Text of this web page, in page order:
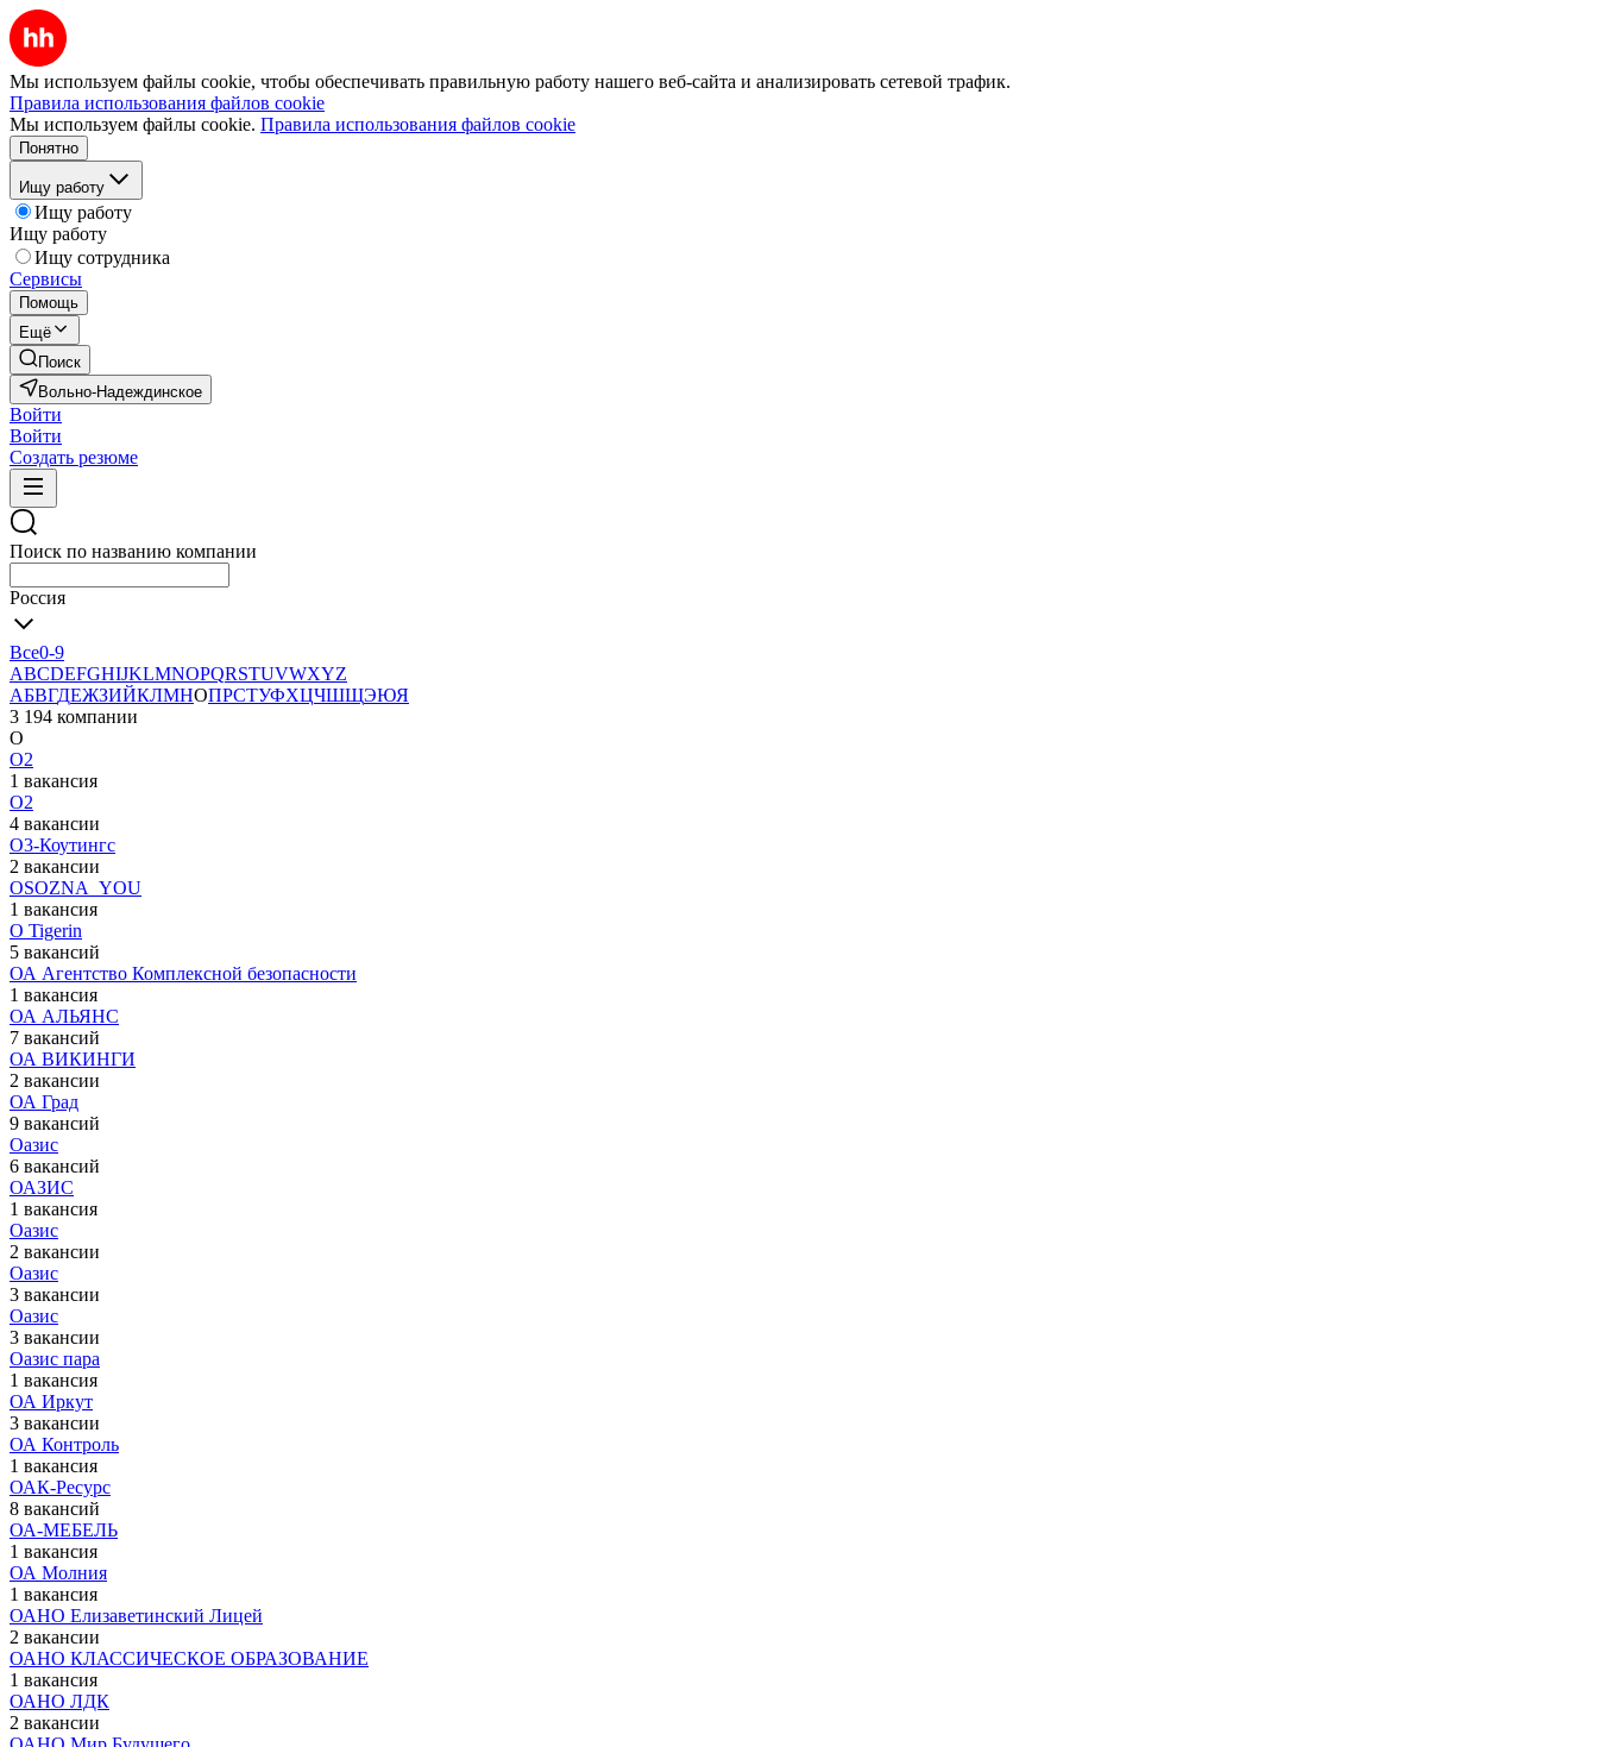
Мы используем файлы cookie, чтобы обеспечивать правильную работу нашего веб-сайта и анализировать сетевой трафик.
Правила использования файлов cookie
Мы используем файлы cookie. Правила использования файлов cookie
Понятно
Ищу работу
Ищу работу
Ищу работу
Ищу сотрудника
Сервисы
Помощь
Ещё
Поиск
Вольно-Надеждинское
Войти
Войти
Создать резюме
Поиск по названию компании
Россия
Все0-9
ABCDEFGHIJKLMNOPQRSTUVWXYZ
АБВГДЕЖЗИЙКЛМНОПРСТУФХЦЧШЩЭЮЯ
3 194 компании
О
О2
1 вакансия
О2
4 вакансии
О3-Коутингс
2 вакансии
ОSOZNA_YOU
1 вакансия
О Tigerin
5 вакансий
ОА Агентство Комплексной безопасности
1 вакансия
ОА АЛЬЯНС
7 вакансий
ОА ВИКИНГИ
2 вакансии
ОА Град
9 вакансий
Оазис
6 вакансий
ОАЗИС
1 вакансия
Оазис
2 вакансии
Оазис
3 вакансии
Оазис
3 вакансии
Оазис пара
1 вакансия
ОА Иркут
3 вакансии
ОА Контроль
1 вакансия
ОАК-Ресурс
8 вакансий
ОА-МЕБЕЛЬ
1 вакансия
ОА Молния
1 вакансия
ОАНО Елизаветинский Лицей
2 вакансии
ОАНО КЛАССИЧЕСКОЕ ОБРАЗОВАНИЕ
1 вакансия
ОАНО ЛДК
2 вакансии